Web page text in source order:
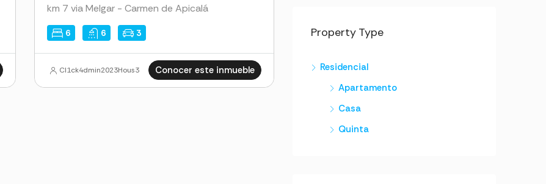
km 7 via Melgar - Carmen de Apicalá
6 6 3
Conocer este inmueble
Cl1ck4dmin2023Hous3
Property Type
Residencial
Apartamento
Casa
Quinta